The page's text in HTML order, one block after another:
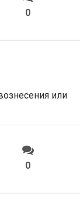
0
или
0